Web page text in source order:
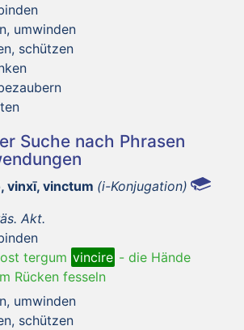
umwinden
schützen
Suche nach Phrasen
vinxī, vinctum (i-Konjugation)
Akt.
tergum vincire - die Hände
Rücken fesseln
umwinden
schützen